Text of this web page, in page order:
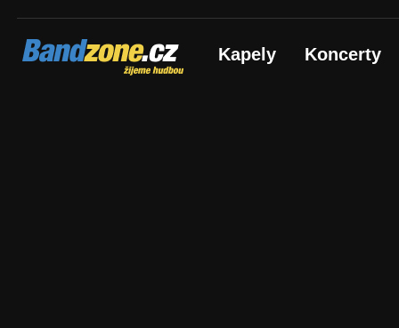
Bandzone.cz
žijeme hudbou Kapely Koncerty